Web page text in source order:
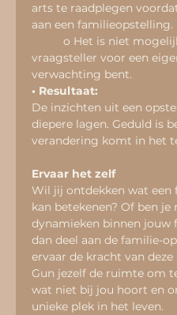
arts te raadplegen
aan een familieopstelling.
vraagsteller voor een
verwachting bent.
• Resultaat:
De inzichten uit een
diepere lagen. Geduld is
verandering komt in het
Ervaar het zelf
Wil jij ontdekken wat
kan betekenen? Of ben
dynamieken binnen jouw
dan deel aan de familie-
ervaar de kracht van
Gun jezelf de ruimte om
wat niet bij jou hoort en
unieke plek in het leven.